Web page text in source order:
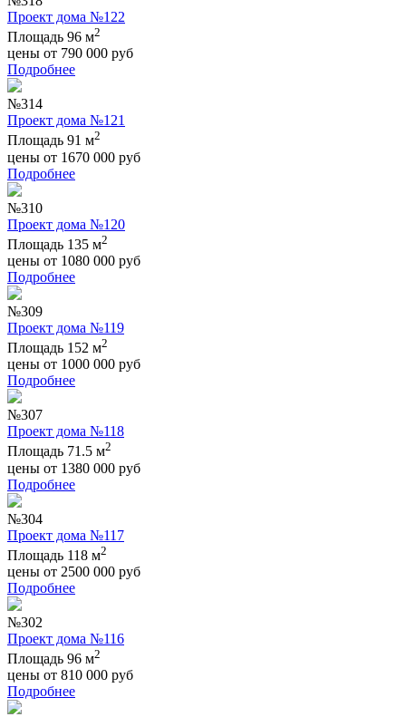
Проект дома №122
Площадь 96 м2
цены от 790 000 руб
Подробнее
№314
Проект дома №121
Площадь 91 м2
цены от 1670 000 руб
Подробнее
№310
Проект дома №120
Площадь 135 м2
цены от 1080 000 руб
Подробнее
№309
Проект дома №119
Площадь 152 м2
цены от 1000 000 руб
Подробнее
№307
Проект дома №118
Площадь 71.5 м2
цены от 1380 000 руб
Подробнее
№304
Проект дома №117
Площадь 118 м2
цены от 2500 000 руб
Подробнее
№302
Проект дома №116
Площадь 96 м2
цены от 810 000 руб
Подробнее